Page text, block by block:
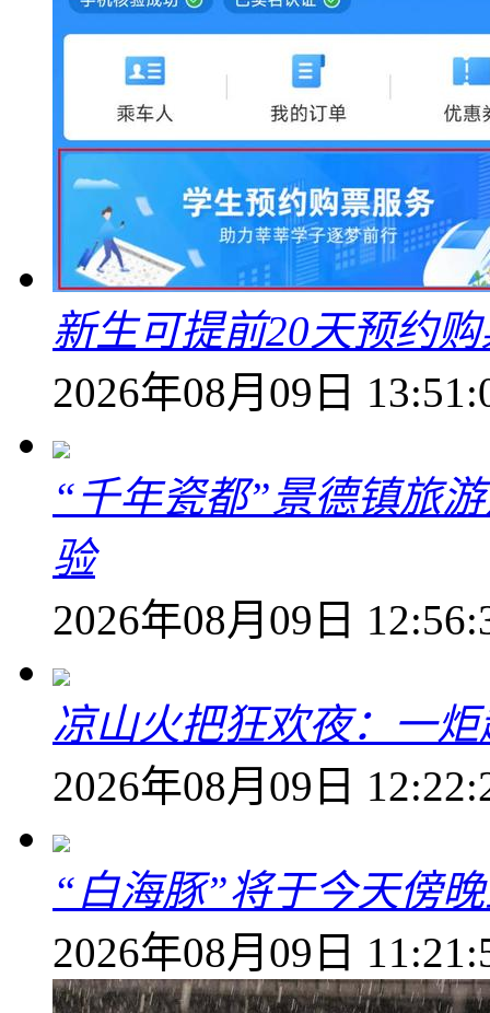
新生可提前20天预约
2026年08月09日
“千年瓷都”景德镇旅
验
2026年08月09日
凉山火把狂欢夜：一
2026年08月09日
“白海豚”将于今天傍
2026年08月09日